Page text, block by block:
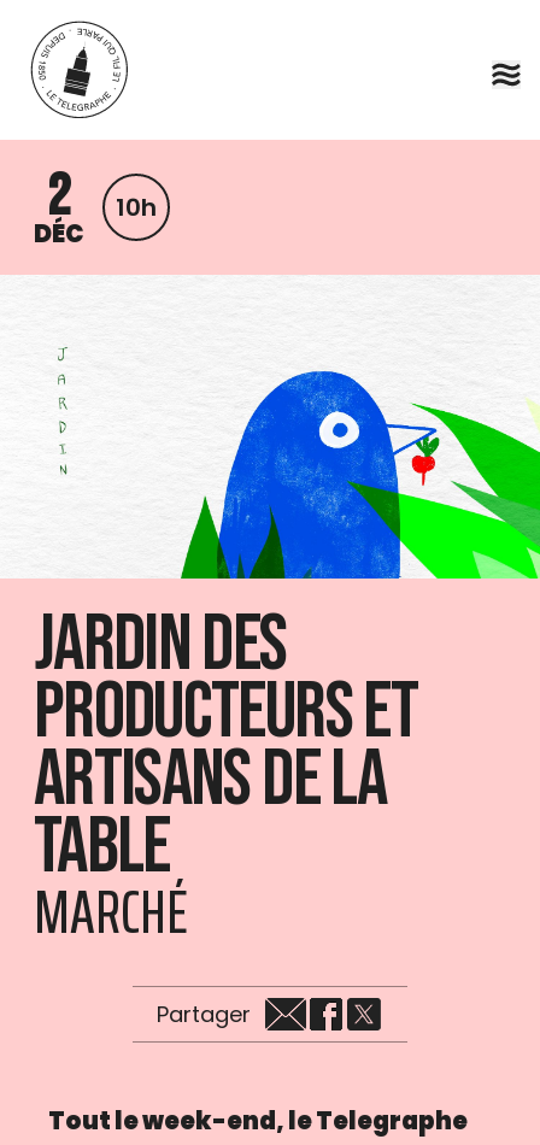
Aller au contenu principal
2
DÉC
10h
Jardin des
producteurs et
artisans de la
table
MARCHÉ
Partager
Tout le week-end, le Telegraphe